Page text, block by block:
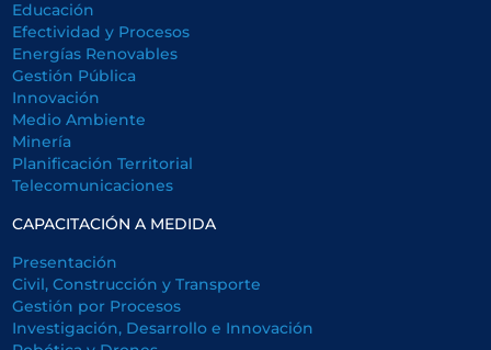
Educación
Efectividad y Procesos
Energías Renovables
Gestión Pública
Innovación
Medio Ambiente
Minería
Planificación Territorial
Telecomunicaciones
CAPACITACIÓN A MEDIDA
Presentación
Civil, Construcción y Transporte
Gestión por Procesos
Investigación, Desarrollo e Innovación